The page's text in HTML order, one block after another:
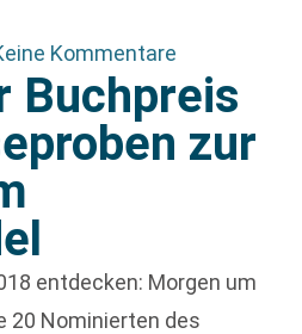
Kommentare
Buchpreis
zur
entdecken: Morgen um
20 Nominierten des